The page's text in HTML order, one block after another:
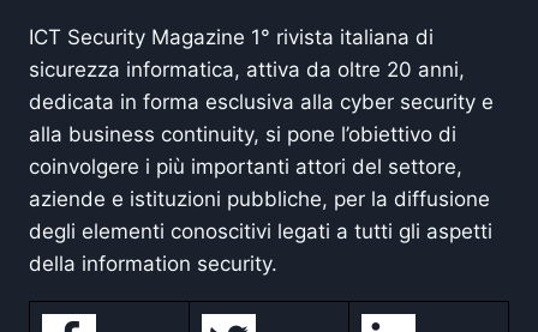
ICT Security Magazine 1° rivista italiana di
sicurezza informatica, attiva da oltre 20 anni,
dedicata in forma esclusiva alla cyber security e
alla business continuity, si pone l’obiettivo di
coinvolgere i più importanti attori del settore,
aziende e istituzioni pubbliche, per la diffusione
degli elementi conoscitivi legati a tutti gli aspetti
della information security.